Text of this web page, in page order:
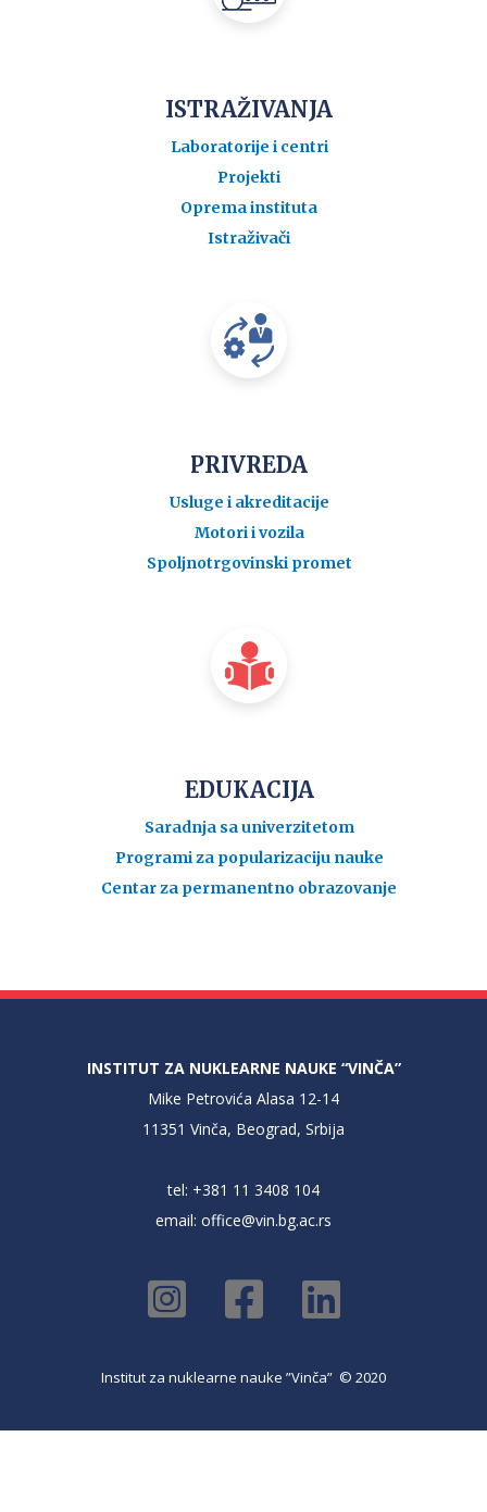
ISTRAŽIVANJA
Laboratorije i centri
Projekti
Oprema instituta
Istraživači
PRIVREDA
Usluge i akreditacije
Motori i vozila
Spoljnotrgovinski promet
EDUKACIJA
Saradnja sa univerzitetom
Programi za popularizaciju nauke
Centar za permanentno obrazovanje
INSTITUT ZA NUKLEARNE NAUKE “VINČA”
Mike Petrovića Alasa 12-14
11351 Vinča, Beograd, Srbija
tel: +381 11 3408 104
email: office@vin.bg.ac.rs
Institut za nuklearne nauke ”Vinča” © 2020